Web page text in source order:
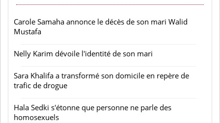
Carole Samaha annonce le décès de son mari Walid
Mustafa
Nelly Karim dévoile l'identité de son mari
Sara Khalifa a transformé son domicile en repère de
trafic de drogue
Hala Sedki s'étonne que personne ne parle des
homosexuels